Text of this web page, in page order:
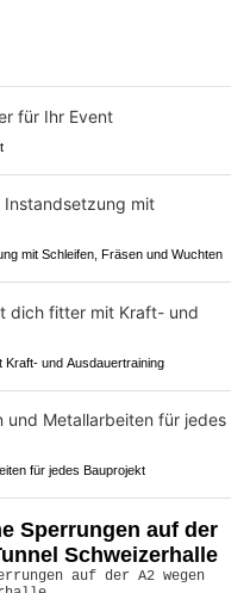
mit Schleifen, Fräsen und Wuchten
Kraft- und Ausdauertraining
für jedes Bauprojekt
Sperrungen auf der
Schweizerhalle